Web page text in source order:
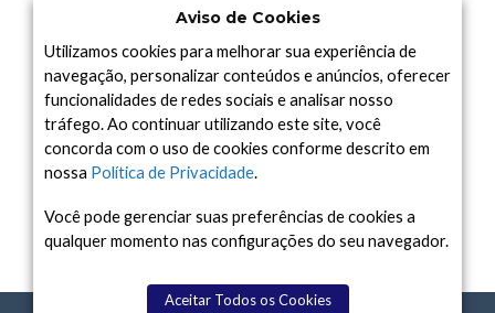
UNIVERSO
VÍDEO
Arquivo
Arquivo
Aviso de Cookies
Utilizamos cookies para melhorar sua experiência de
navegação, personalizar conteúdos e anúncios, oferecer
funcionalidades de redes sociais e analisar nosso
tráfego. Ao continuar utilizando este site, você
concorda com o uso de cookies conforme descrito em
nossa Política de Privacidade.
Você pode gerenciar suas preferências de cookies a
qualquer momento nas configurações do seu navegador.
Aceitar Todos os Cookies